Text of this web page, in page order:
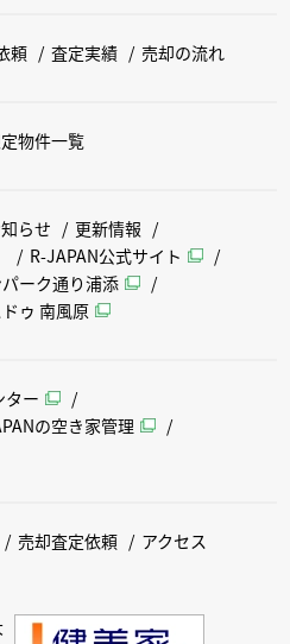
頼 査定実績 売却の流れ
物件一覧
らせ
更新情報
R-JAPAN公式サイト
ーク通り浦添
ゥ 南風原
ター
の空き家管理
売却査定依頼 アクセス